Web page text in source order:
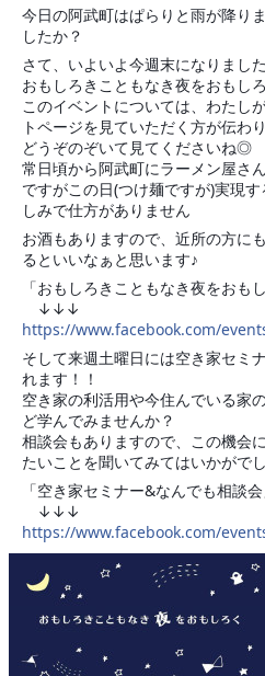
今日の阿武町はぱらりと雨が降り
したか？
さて、いよいよ今週末になりました
おもしろきこともなき夜をおもし
このイベントについては、わたし
トページを見ていただく方が伝わ
どうぞのぞいて見てくださいね◎
常日頃から阿武町にラーメン屋さ
ですがこの日(つけ麺ですが)実現
しみで仕方がありません
お酒もありますので、近所の方に
るといいなぁと思います♪
「おもしろきこともなき夜をおも
↓↓↓
https://www.facebook.com/
そして来週土曜日には空き家セミ
れます！！
空き家の利活用や今住んでいる家
ど学んでみませんか？
相談会もありますので、この機会
たいことを聞いてみてはいかがで
「空き家セミナー&なんでも相談
↓↓↓
https://www.facebook.com/